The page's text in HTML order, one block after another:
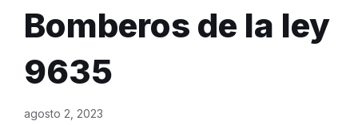
Bomberos de la ley
9635
agosto 2, 2023